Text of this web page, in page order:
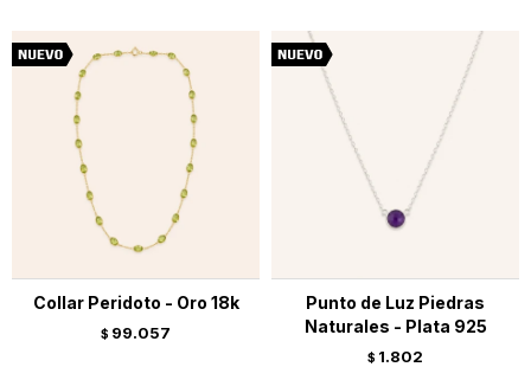
Collar Peridoto - Oro 18k
$ 99.057
Punto de Luz Piedras
Naturales - Plata 925
$ 1.802